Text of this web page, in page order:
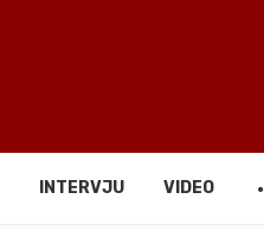
INTERVJU VIDEO